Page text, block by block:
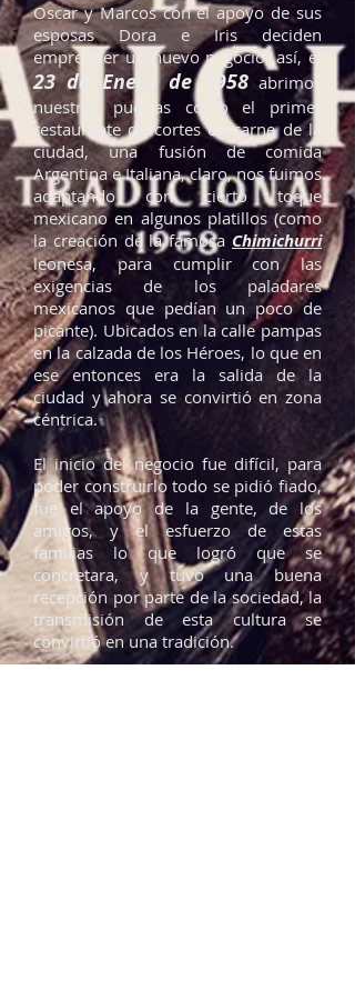
Oscar y Marcos con el apoyo de sus
esposas Dora e Iris deciden
emprender un nuevo negocio, así, el
23 de Enero de 1958abrimos
nuestras puertas como el primer
restaurante de cortes de carne de la
ciudad, una fusión de comida
Argentina e Italiana, claro, nos fuimos
adaptando con cierto toque
mexicano en algunos platillos (como
la creación de la famosa Chimichurri
leonesa, para cumplir con las
exigencias de los paladares
mexicanos que pedían un poco de
picante). Ubicados en la calle pampas
en la calzada de los Héroes, lo que en
ese entonces era la salida de la
ciudad y ahora se convirtió en zona
céntrica.
El inicio del negocio fue difícil, para
poder construirlo todo se pidió fiado,
fue el apoyo de la gente, de los
amigos, y el esfuerzo de estas
familias lo que logró que se
concretara, y tuvo una buena
recepción por parte de la sociedad, la
transmisión de esta cultura se
convirtió en una tradición.